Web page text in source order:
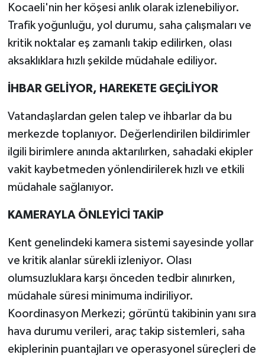
Kocaeli'nin her köşesi anlık olarak izlenebiliyor.
Trafik yoğunluğu, yol durumu, saha çalışmaları ve
kritik noktalar eş zamanlı takip edilirken, olası
aksaklıklara hızlı şekilde müdahale ediliyor.
İHBAR GELİYOR, HAREKETE GEÇİLİYOR
Vatandaşlardan gelen talep ve ihbarlar da bu
merkezde toplanıyor. Değerlendirilen bildirimler
ilgili birimlere anında aktarılırken, sahadaki ekipler
vakit kaybetmeden yönlendirilerek hızlı ve etkili
müdahale sağlanıyor.
KAMERAYLA ÖNLEYİCİ TAKİP
Kent genelindeki kamera sistemi sayesinde yollar
ve kritik alanlar sürekli izleniyor. Olası
olumsuzluklara karşı önceden tedbir alınırken,
müdahale süresi minimuma indiriliyor.
Koordinasyon Merkezi; görüntü takibinin yanı sıra
hava durumu verileri, araç takip sistemleri, saha
ekiplerinin puantajları ve operasyonel süreçleri de